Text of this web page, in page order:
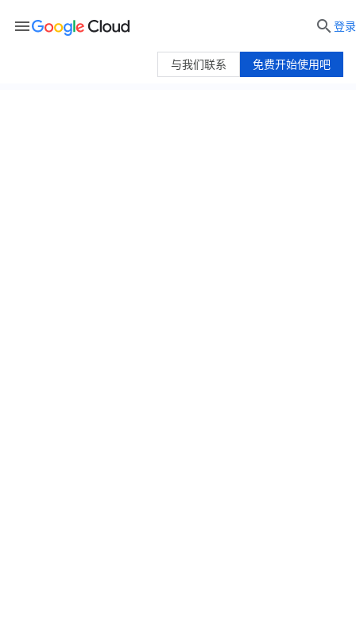
menu  登录
免费开始使用吧
与我们联系